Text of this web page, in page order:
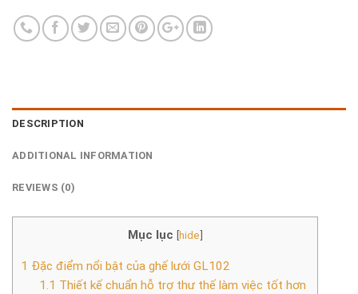
DESCRIPTION
ADDITIONAL INFORMATION
REVIEWS (0)
Mục lục [hide]
1 Đặc điểm nổi bật của ghế lưới GL102
1.1 Thiết kế chuẩn hỗ trợ thư thế làm việc tốt hơn